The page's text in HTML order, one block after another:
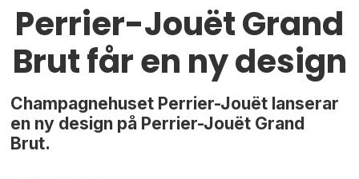
Perrier-Jouët Grand
Brut får en ny design
Champagnehuset Perrier-Jouët lanserar
en ny design på Perrier-Jouët Grand
Brut.